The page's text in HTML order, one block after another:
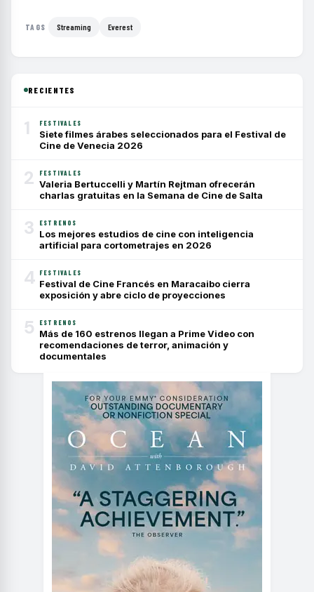
TAGS Streaming Everest
RECIENTES
1 FESTIVALES
Siete filmes árabes seleccionados para el Festival de
Cine de Venecia 2026
2 FESTIVALES
Valeria Bertuccelli y Martín Rejtman ofrecerán
charlas gratuitas en la Semana de Cine de Salta
3 ESTRENOS
Los mejores estudios de cine con inteligencia
artificial para cortometrajes en 2026
4 FESTIVALES
Festival de Cine Francés en Maracaibo cierra
exposición y abre ciclo de proyecciones
5 ESTRENOS
Más de 160 estrenos llegan a Prime Video con
recomendaciones de terror, animación y
documentales